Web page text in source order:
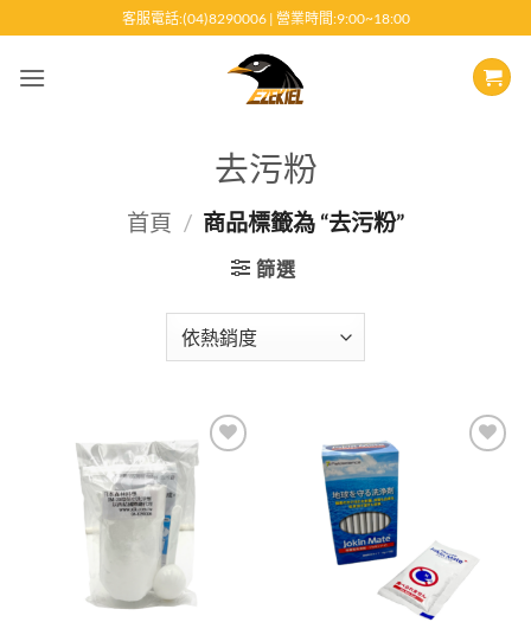
至
客服電話:(04)8290006 | 營業時間:9:00~18:00
去污粉
首頁 / 商品標籤為 “去污粉”
篩選
Add to